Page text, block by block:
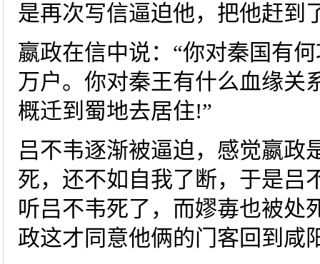
是再次写信逼迫他，把他赶到
嬴政在信中说：“你对秦国有
万户。你对秦王有什么血缘关
概迁到蜀地去居住!”
吕不韦逐渐被逼迫，感觉嬴政
死，还不如自我了断，于是吕
听吕不韦死了，而嫪毐也被处
政这才同意他俩的门客回到咸